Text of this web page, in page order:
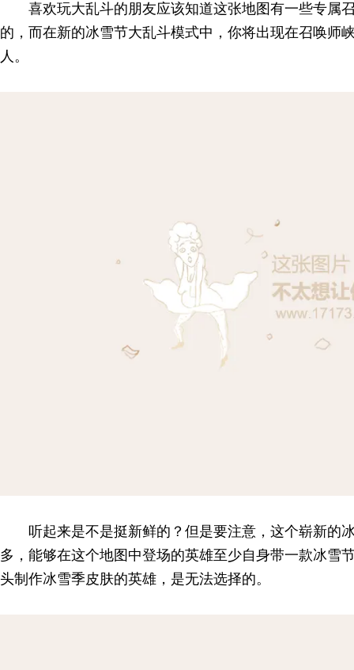
喜欢玩大乱斗的朋友应该知道这张地图有一些专属
的，而在新的冰雪节大乱斗模式中，你将出现在召唤师
人。
听起来是不是挺新鲜的？但是要注意，这个崭新的
多，能够在这个地图中登场的英雄至少自身带一款冰雪
头制作冰雪季皮肤的英雄，是无法选择的。